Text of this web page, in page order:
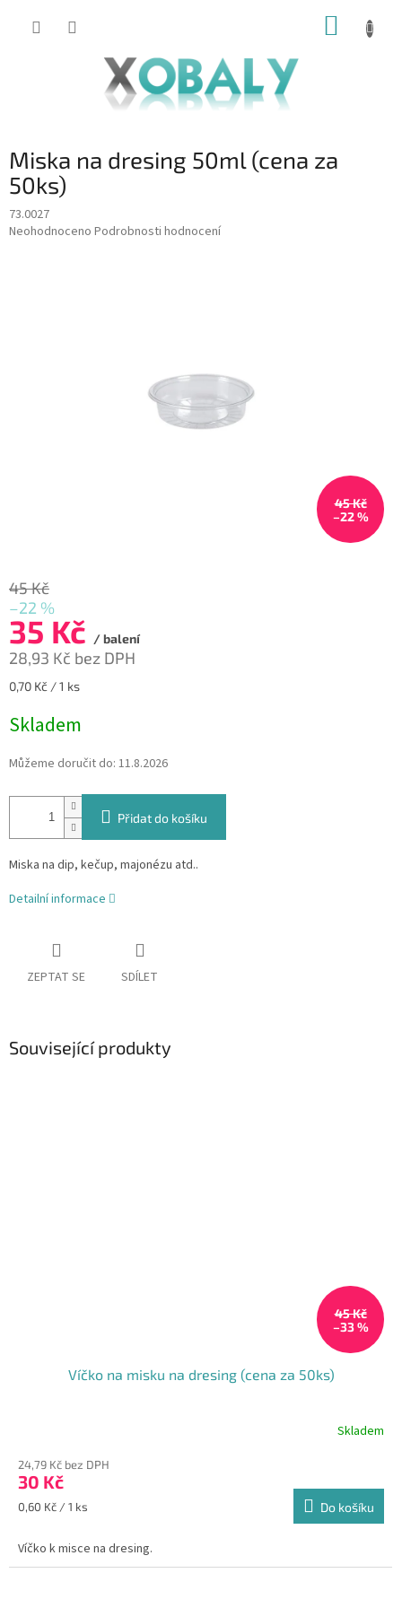
KOŠÍK
Miska na dresing 50ml (cena za
50ks)
73.0027
Průměrné
Neohodnoceno Podrobnosti hodnocení
45 Kč
–22 %
45 Kč
–22 %
35 Kč / balení
28,93 Kč bez DPH
Měrná
0,70 Kč / 1 ks
Skladem
Můžeme doručit do: 11.8.2026
Přidat do košíku
Miska na dip, kečup, majonézu atd..
Detailní informace
ZEPTAT SE SDÍLET
Související produkty
45 Kč
–33 %
Víčko na misku na dresing (cena za 50ks)
Skladem
24,79 Kč bez DPH
30 Kč
Měrná
0,60 Kč / 1 ks Do košíku
Víčko k misce na dresing.